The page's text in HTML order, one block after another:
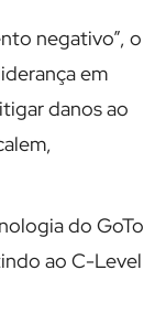
negativo”, o
em
danos ao
do GoTo
ao C-Level